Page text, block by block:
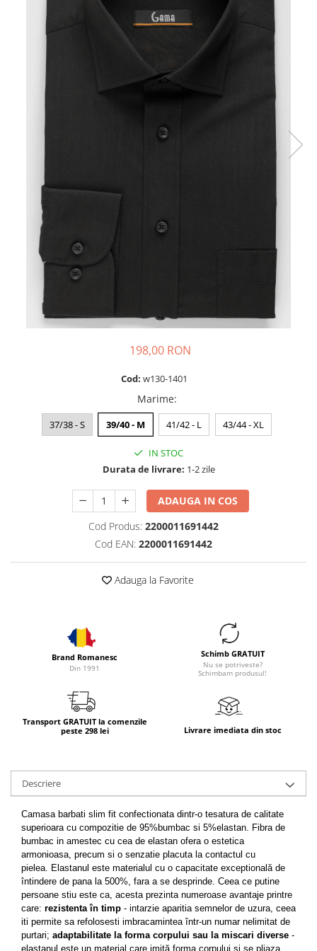
198,00 RON
Cod: w130-1401
Marime:
37/38 - S 39/40 - M 41/42 - L 43/44 - XL
IN STOC
Durata de livrare: 1-2 zile
ADAUGA IN COS
Cod Produs: 2200011691442
Cod EAN: 2200011691442
Adauga la Favorite
Brand Romanesc
Din 1991
Schimb GRATUIT
Nu se potriveste?
Schimbam produsul!
Transport GRATUIT la comenzile
peste 298 lei
Livrare imediata din stoc
Descriere
Camasa barbati slim fit confectionata dintr-o tesatura de calitate
superioara cu compozitie de 95%bumbac si 5%elastan. Fibra de
bumbac in amestec cu cea de elastan ofera o estetica
armonioasa, precum si o senzatie placuta la contactul cu
pielea. Elastanul este materialul cu o capacitate exceptională de
întindere de pana la 500%, fara a se desprinde. Ceea ce putine
persoane stiu este ca, acesta prezinta numeroase avantaje printre
care: rezistenta în timp - intarzie aparitia semnelor de uzura, ceea
iti permite sa refolosesti imbracamintea într-un numar nelimitat de
purtari; adaptabilitate la forma corpului sau la miscari diverse -
e lastanul este un material care imită forma corpului si se pliaza